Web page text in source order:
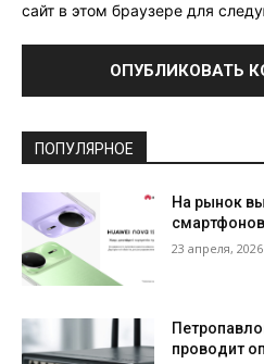
сайт в этом браузере для
ПОПУЛЯРНОЕ
На рынок
23 апреля, 2026
проводит